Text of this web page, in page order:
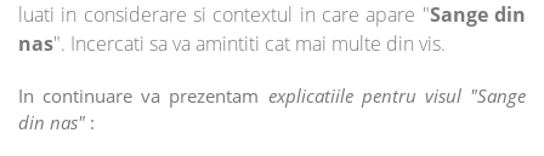
luati in considerare si contextul in care apare "Sange din
nas". Incercati sa va amintiti cat mai multe din vis.
In continuare va prezentam explicatiile pentru visul "Sange
din nas" :